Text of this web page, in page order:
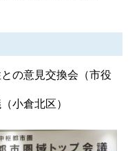
の意見交換会（市役
小倉北区）